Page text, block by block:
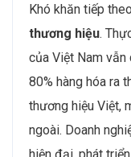
Khó khăn tiếp
thương hiệu.
của Việt Nam
80% hàng hóa ra
thương hiệu Việt,
ngoài. Doanh
hiện đại, phát